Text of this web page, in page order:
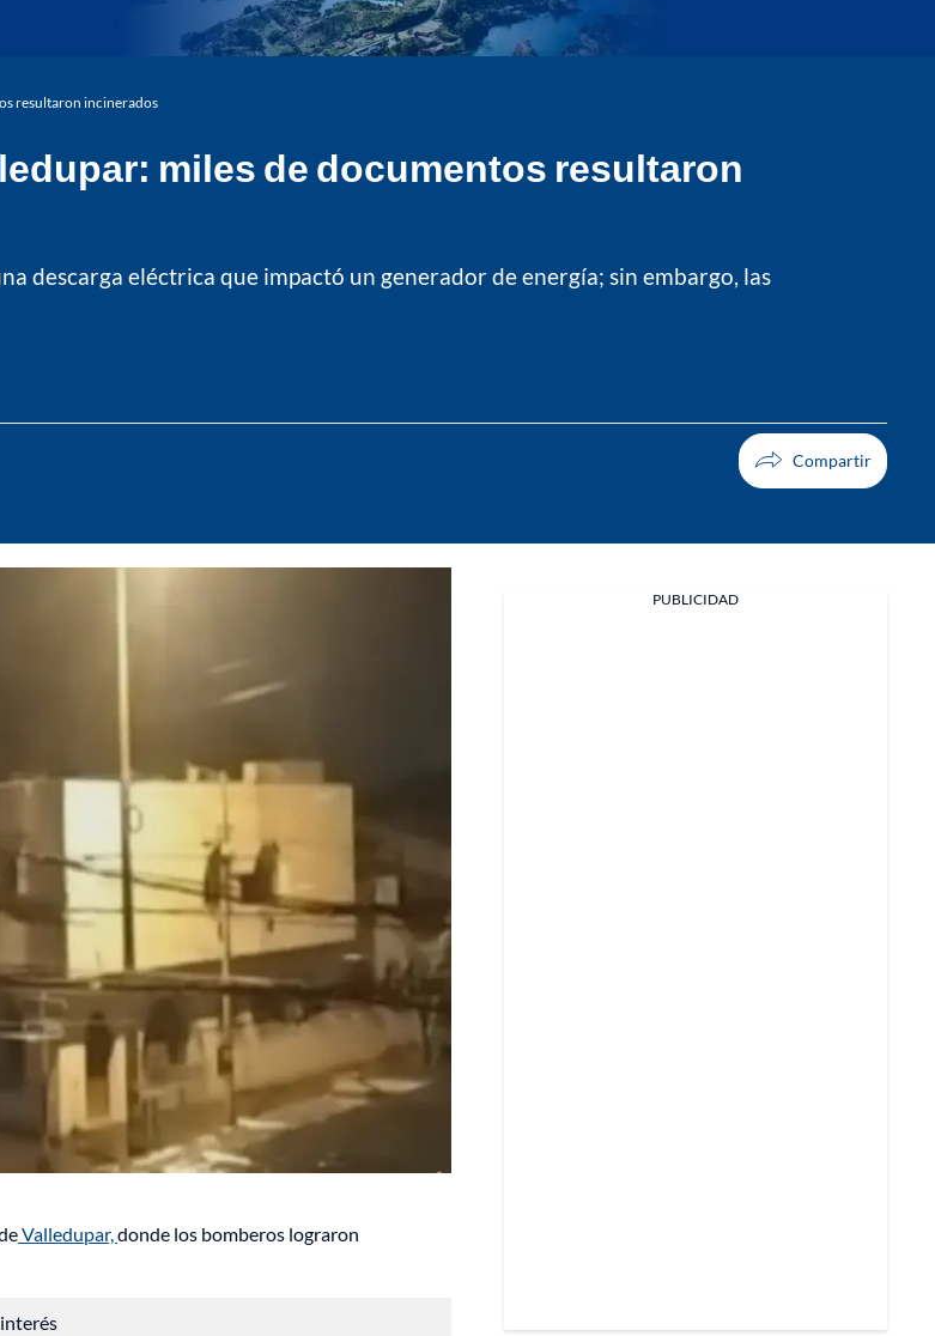
resultaron incinerados
miles de documentos resultaron
descarga eléctrica que impactó un generador de energía; sin embargo, las
Valledupar,donde los bomberos lograron
PUBLICIDAD